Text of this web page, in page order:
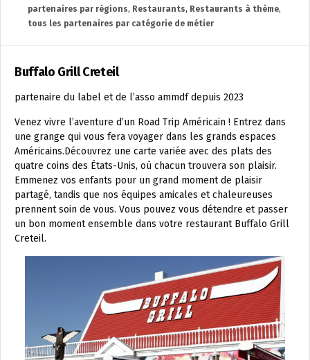
partenaires par régions, Restaurants, Restaurants à thème,
tous les partenaires par catégorie de métier
Buffalo Grill Creteil
partenaire du label et de l’asso ammdf depuis 2023
Venez vivre l’aventure d’un Road Trip Américain ! Entrez dans
une grange qui vous fera voyager dans les grands espaces
Américains.Découvrez une carte variée avec des plats des
quatre coins des États-Unis, où chacun trouvera son plaisir.
Emmenez vos enfants pour un grand moment de plaisir
partagé, tandis que nos équipes amicales et chaleureuses
prennent soin de vous. Vous pouvez vous détendre et passer
un bon moment ensemble dans votre restaurant Buffalo Grill
Creteil.